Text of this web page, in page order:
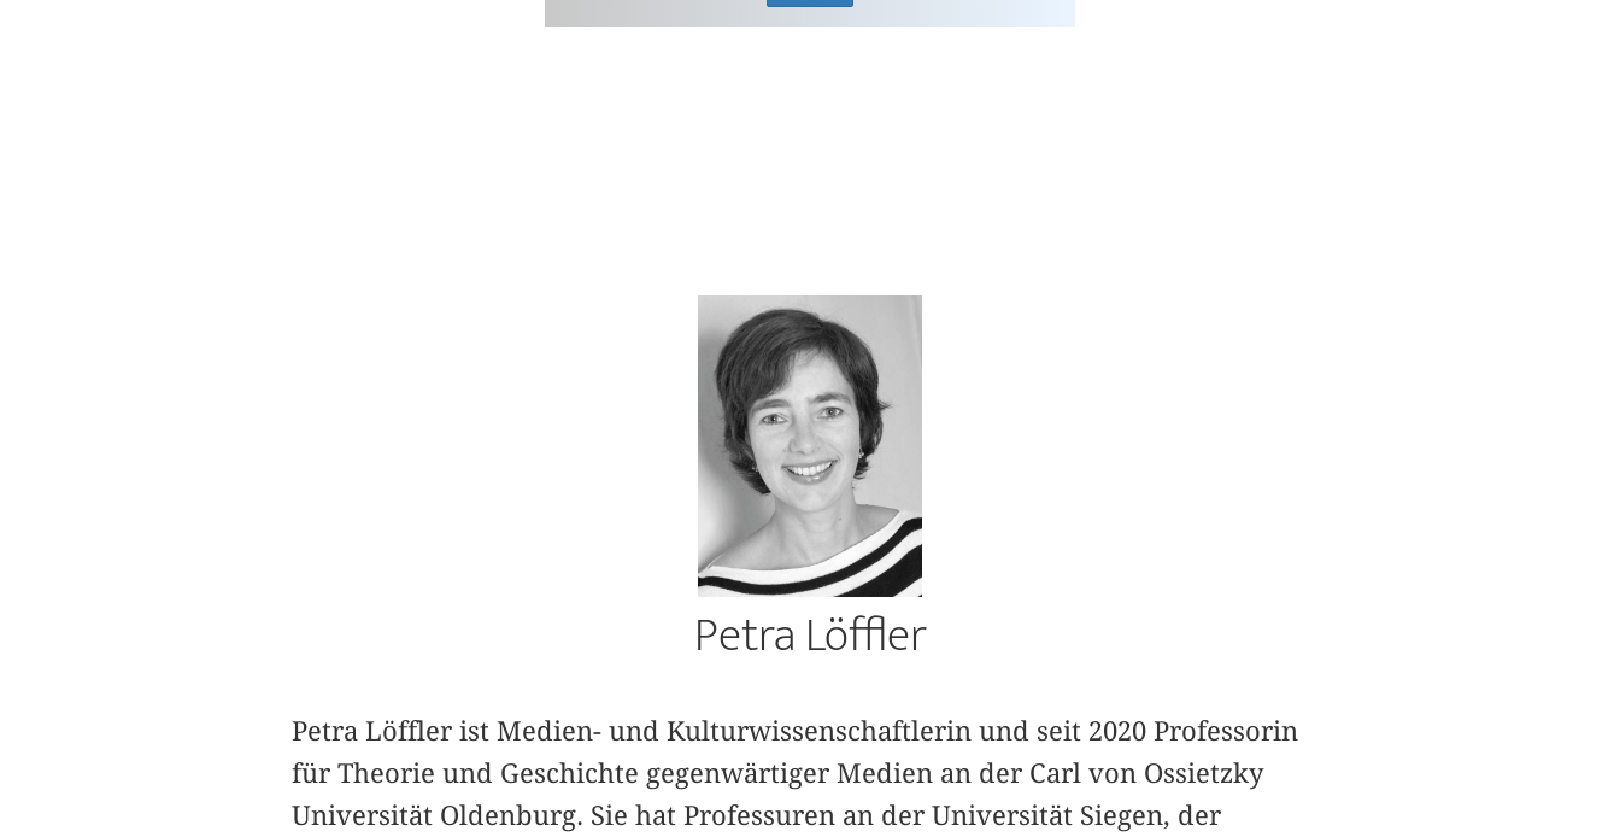
Petra Löffler
Petra Löffler ist Medien- und Kulturwissenschaftlerin und seit 2020 Professorin
für Theorie und Geschichte gegenwärtiger Medien an der Carl von Ossietzky
Universität Oldenburg. Sie hat Professuren an der Universität Siegen, der